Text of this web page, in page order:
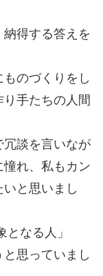
得する答えを
のづくりをし
手たちの人間
冗談を言いなが
憧れ、私もカン
と思いまし
なる人」
と思っていまし